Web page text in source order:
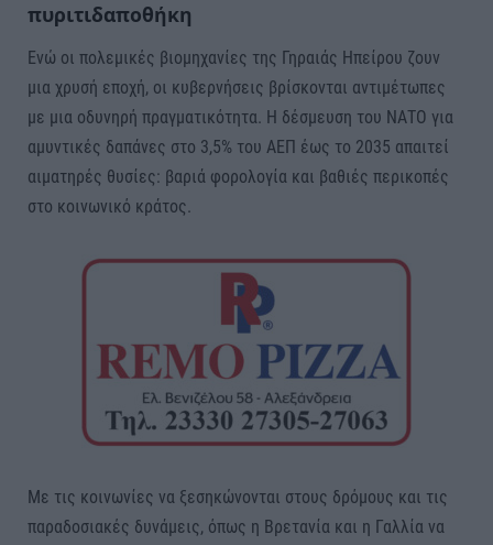
πυριτιδαποθήκη
Ενώ οι πολεμικές βιομηχανίες της Γηραιάς Ηπείρου ζουν
μια χρυσή εποχή, οι κυβερνήσεις βρίσκονται αντιμέτωπες
με μια οδυνηρή πραγματικότητα. Η δέσμευση του ΝΑΤΟ για
αμυντικές δαπάνες στο 3,5% του ΑΕΠ έως το 2035 απαιτεί
αιματηρές θυσίες: βαριά φορολογία και βαθιές περικοπές
στο κοινωνικό κράτος.
Με τις κοινωνίες να ξεσηκώνονται στους δρόμους και τις
παραδοσιακές δυνάμεις, όπως η Βρετανία και η Γαλλία να